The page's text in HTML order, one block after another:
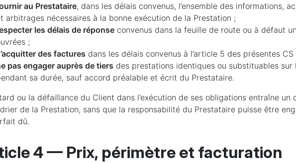
au Prestataire, dans les délais convenus, l’ensemble des informations,
arbitrages nécessaires à la bonne exécution de la Prestation ;
les délais de réponse convenus dans la feuille de route ou à défaut
;
des factures dans les délais convenus à l’article 5 des présentes CS
pas engager auprès de tiers des prestations identiques ou substituables
sa durée, sauf accord préalable et écrit du Prestataire.
ou la défaillance du Client dans l’exécution de ses obligations entraîne un
de la Prestation, sans que la responsabilité du Prestataire puisse être
dû.
4 — Prix, périmètre et facturation